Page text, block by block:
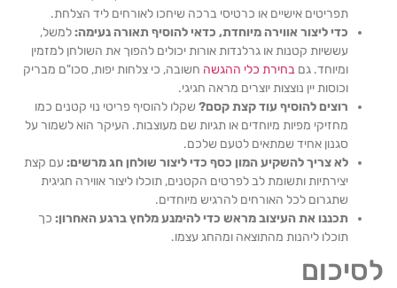
תפריטים אישיים או כרטיסי ברכה שיחכו לאורחים ליד הצלחת.
כדי ליצור אווירה מיוחדת, כדאי להוסיף תאורה נעימה:למשל,
עששיות קטנות או גרלנדות אורות יכולים להפוך את השולחן למזמין
ומיוחד. גםבחירת כלי ההגשהחשובה, כי צלחות יפות, סכו"ם מבריק
וכוסות יין נוצצות יוצרים מראה חגיגי.
רוצים להוסיף עוד קצת קסם?שקלו להוסיף פריטי נוי קטנים כמו
מחזיקי מפיות מיוחדים או תגיות שם מעוצבות. העיקר הוא לשמור על
סגנון אחיד שמתאים לטעם שלכם.
לא צריך להשקיע המון כסף כדי ליצור שולחן חג מרשים:עם קצת
יצירתיות ותשומת לב לפרטים הקטנים, תוכלו ליצור אווירה חגיגית
שתגרום לכל האורחים להרגיש מיוחדים.
תכננו את העיצוב מראש כדי להימנע מלחץ ברגע האחרון:כך
תוכלו ליהנות מהתוצאה ומהחג עצמו.